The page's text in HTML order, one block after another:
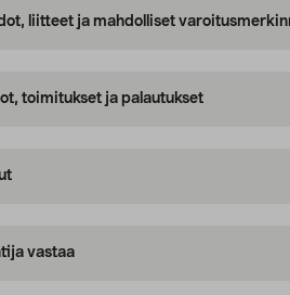
liitteet ja mahdolliset
toimitukset ja palautukset
vastaa